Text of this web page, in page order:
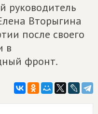
руководитель
Вторыгина
после своего
в
фронт.